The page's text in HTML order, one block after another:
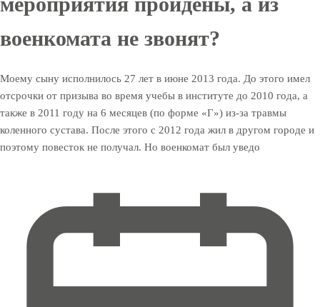
военкомата не звонят?
Моему сыну исполнилось 27 лет в июне 2013 года. До этого имел
отсрочки от призыва во время учебы в институте до 2010 года, а
также в 2011 году на 6 месяцев (по форме «Г») из-за травмы
коленного сустава. После этого с 2012 года жил в другом городе и
поэтому повесток не получал. Но военкомат был уведо